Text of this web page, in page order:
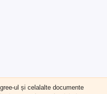
ul și celalalte documente